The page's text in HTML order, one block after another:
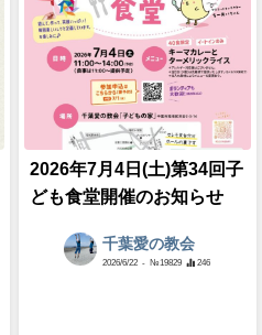
2026年7月4日(土)第34回子
ども食堂開催のお知らせ
千葉愛の教会
2026/6/22 - №19829 246